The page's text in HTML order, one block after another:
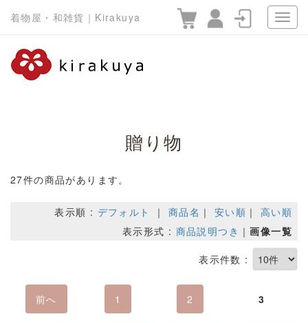
着物屋・和雑貨｜Kirakuya
贈り物
27件の商品があります。
表示順 : デフォルト ｜ 商品名 ｜ 安い順 ｜ 高い順
表示形式 : 商品説明つき ｜画像一覧
表示件数 :
前へ 1 2 3